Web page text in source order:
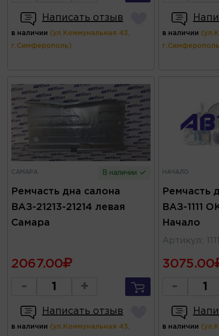
Написать отзыв
в наличии (ул.Коммунальная 43,
г.Симферополь)
в наличии
САМАРА В наличии
Ремчасть дна салона
ВАЗ-21213-21214 левая
Самара
2067.00
- +
Написать отзыв
в наличии (ул.Коммунальная 43,
НАЧАЛО
Ремчасть
ВАЗ-1111
Начало
Артикул :
3075.00
-
в наличии